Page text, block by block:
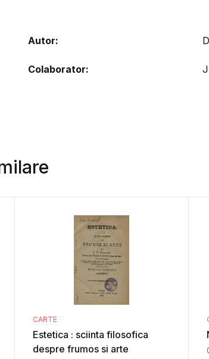
Autor:
Colaborator:
CARTE
Estetica : sciinta filosofica
despre frumos si arte